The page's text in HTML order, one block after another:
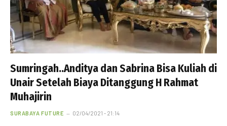
Sumringah..Anditya dan Sabrina Bisa Kuliah di
Unair Setelah Biaya Ditanggung H Rahmat
Muhajirin
SURABAYA FUTURE 02/04/2021 - 21:14